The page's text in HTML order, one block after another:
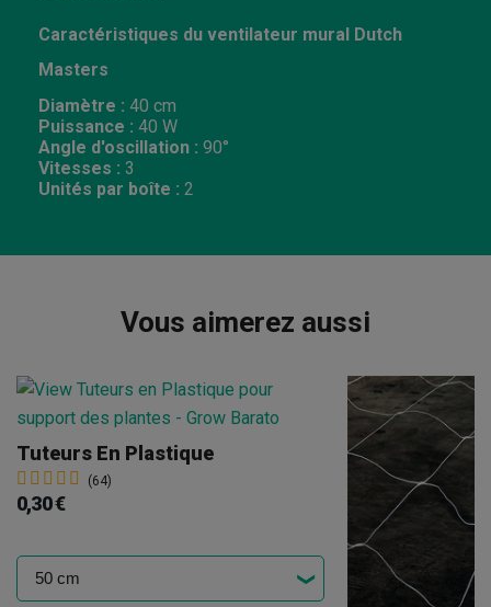
Caractéristiques du ventilateur mural Dutch
Masters
Diamètre : 40 cm
Puissance : 40 W
Angle d'oscillation : 90°
Vitesses : 3
Unités par boîte : 2
Vous aimerez aussi
Tuteurs En Plastique
(64)
0,30 €